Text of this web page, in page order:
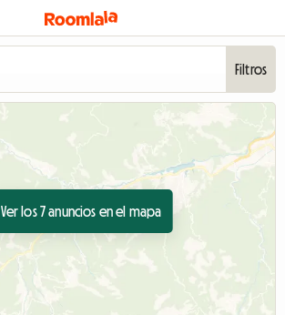
Filtros
Ver los 7 anuncios en el mapa